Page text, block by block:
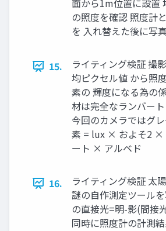
面から1m位置に設置
の照度を確認 照度計
を 入れ替えた後に写
15.
ライティング検証 撮
均ピクセル値 から照
素の 輝度になる為の
材は完全なランバー
今回のカメラではグ
素 = lux × およそ2 ×
ート × アルベド
16.
ライティング検証 太
謎の自作測定ツール
の直接光=明-影(間接
同時に照度計の計測